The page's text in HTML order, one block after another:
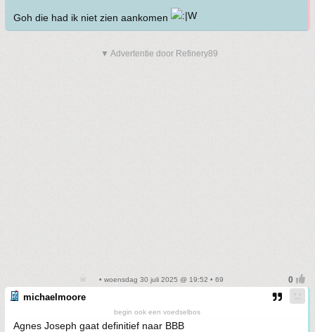
Goh die had ik niet zien aankomen
▼ Advertentie door Refinery89
• woensdag 30 juli 2025 @ 19:52 • 69
michaelmoore
begin ook een voedselbos
Agnes Joseph gaat definitief naar BBB